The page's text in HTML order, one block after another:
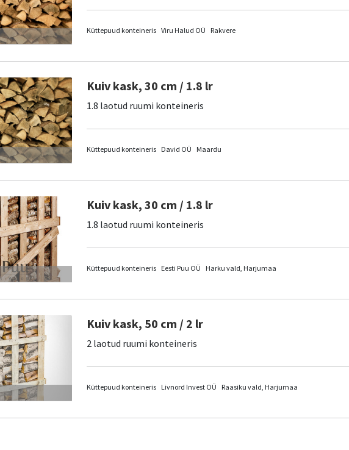
Küttepuud konteineris Viru Halud OÜ Rakvere
Kuiv kask, 30 cm / 1.8 lr
1.8 laotud ruumi konteineris
Küttepuud konteineris David OÜ Maardu
Kuiv kask, 30 cm / 1.8 lr
1.8 laotud ruumi konteineris
Küttepuud konteineris Eesti Puu OÜ Harku vald, Harjumaa
Kuiv kask, 50 cm / 2 lr
2 laotud ruumi konteineris
Küttepuud konteineris Livnord Invest OÜ Raasiku vald, Harjumaa